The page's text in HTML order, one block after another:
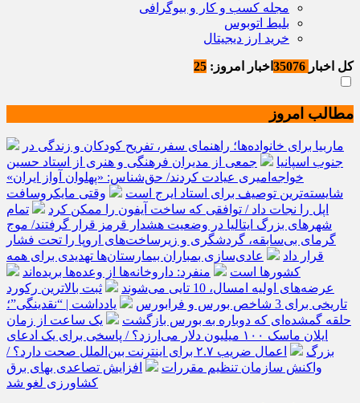
مجله کسب و کار و بیوگرافی
بلیط اتوبوس
خرید ارز دیجیتال
کل اخبار اخبار امروز: 25
مطالب امروز
ماربیا برای خانواده‌ها؛ راهنمای سفر، تفریح کودکان و زندگی در
جنوب اسپانیا
جمعی از مدیران فرهنگی و هنری از استاد حسین
خواجه‌امیری عیادت کردند/ حق‌شناس: «پهلوان آواز ایران»
شایسته‌ترین توصیف برای استاد ایرج است
وقتی مایکروسافت
اپل را نجات داد / توافقی که ساخت آیفون را ممکن کرد
تمام
شهرهای بزرگ ایتالیا در وضعیت هشدار قرمز قرار گرفتند/ موج
گرمای بی‌سابقه، گردشگری و زیرساخت‌های اروپا را تحت فشار
قرار داد
عادی‌سازی بمباران بیمارستان‌ها تهدیدی برای همه
کشورها است
منفرد: داروخانه‌ها از وعده‌ها بریده‌اند
عرضه‌های اولیه امسال، 10 تایی می‌شوند
ثبت بالاترین رکورد
تاریخی برای 3 شاخص بورس و فرابورس
یادداشت | “نقدینگی”؛
حلقه گمشده‌ای که دوباره به بورس بازگشت
یک ساعت از زمان
ایلان ماسک ۱۰۰ میلیون دلار می‌ارزد؟ / پاسخی برای یک ادعای
بزرگ
اعمال ضریب ۲.۷ برای اینترنت بین‌الملل صحت دارد؟ /
واکنش سازمان تنظیم مقررات
افزایش تصاعدی بهای برق
کشاورزی لغو شد